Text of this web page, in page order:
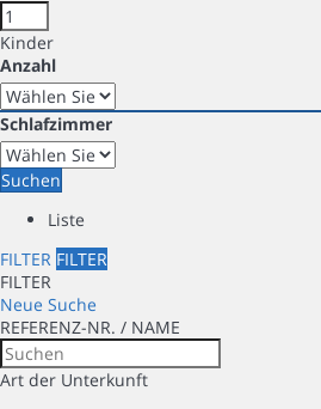
Kinder
Anzahl
Schlafzimmer
Suchen
Liste
FILTER FILTER
FILTER
Neue Suche
REFERENZ-NR. / NAME
Art der Unterkunft